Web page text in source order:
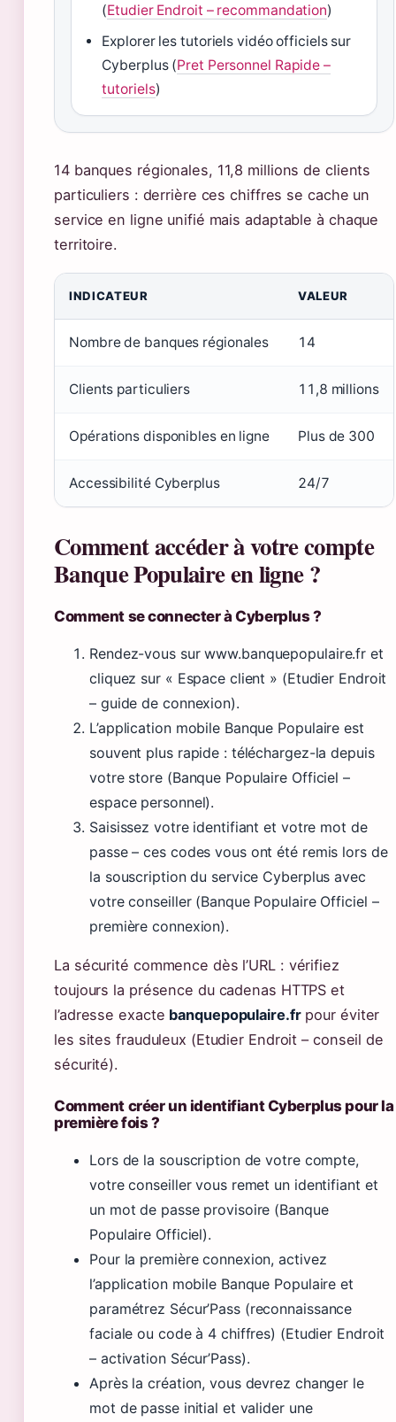
(Etudier Endroit – recommandation)
Explorer les tutoriels vidéo officiels sur
Cyberplus (Pret Personnel Rapide –
tutoriels)
14 banques régionales, 11,8 millions de clients
particuliers : derrière ces chiffres se cache un
service en ligne unifié mais adaptable à chaque
territoire.
INDICATEUR VALEUR
Nombre de banques régionales 14
Clients particuliers 11,8 millions
Opérations disponibles en ligne Plus de 300
Accessibilité Cyberplus 24/7
Comment accéder à votre compte
Banque Populaire en ligne ?
Comment se connecter à Cyberplus ?
Rendez-vous sur www.banquepopulaire.fr et
cliquez sur « Espace client » (Etudier Endroit
– guide de connexion).
L’application mobile Banque Populaire est
souvent plus rapide : téléchargez-la depuis
votre store (Banque Populaire Officiel –
espace personnel).
Saisissez votre identifiant et votre mot de
passe – ces codes vous ont été remis lors de
la souscription du service Cyberplus avec
votre conseiller (Banque Populaire Officiel –
première connexion).
La sécurité commence dès l’URL : vérifiez
toujours la présence du cadenas HTTPS et
l’adresse exacte banquepopulaire.frpour éviter
les sites frauduleux (Etudier Endroit – conseil de
sécurité).
Comment créer un identifiant Cyberplus pour la
première fois ?
Lors de la souscription de votre compte,
votre conseiller vous remet un identifiant et
un mot de passe provisoire (Banque
Populaire Officiel).
Pour la première connexion, activez
l’application mobile Banque Populaire et
paramétrez Sécur’Pass (reconnaissance
faciale ou code à 4 chiffres) (Etudier Endroit
– activation Sécur’Pass).
Après la création, vous devrez changer le
mot de passe initial et valider une